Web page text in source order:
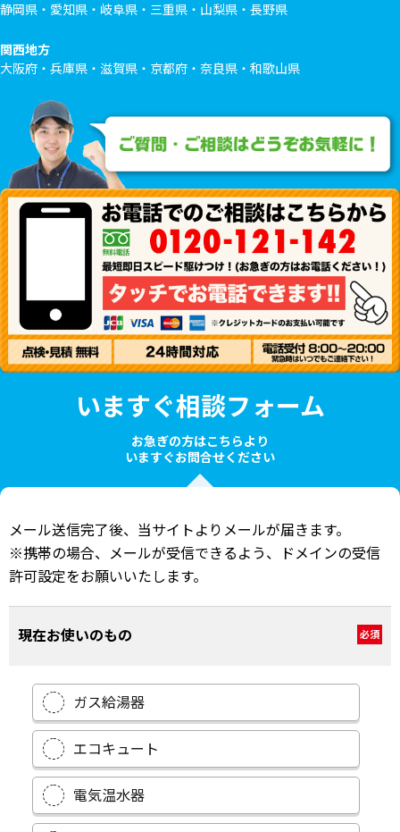
静岡県・愛知県・岐阜県・三重県・山梨県・長野県
関西地方
大阪府・兵庫県・滋賀県・京都府・奈良県・和歌山県
いますぐ相談フォーム
お急ぎの方はこちらより
いますぐお問合せください
メール送信完了後、当サイトよりメールが届きます。
※携帯の場合、メールが受信できるよう、ドメインの受信
許可設定をお願いいたします。
現在お使いのもの 必須
ガス給湯器
エコキュート
電気温水器